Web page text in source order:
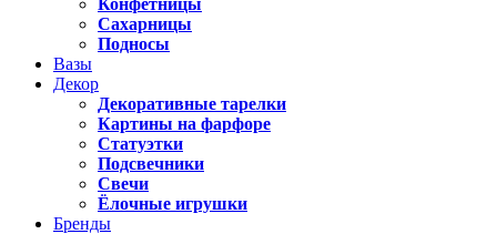
Конфетницы
Сахарницы
Подносы
Вазы
Декор
Декоративные тарелки
Картины на фарфоре
Статуэтки
Подсвечники
Свечи
Ёлочные игрушки
Бренды